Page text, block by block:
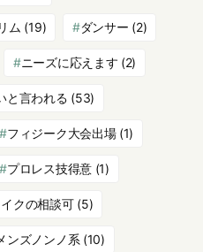
ム (19) ダンサー (2)
ニーズに応えます (2)
と言われる (53)
フィジーク大会出場(1)
プロレス技得意(1)
クの相談可(5)
ンズノンノ系 (10)